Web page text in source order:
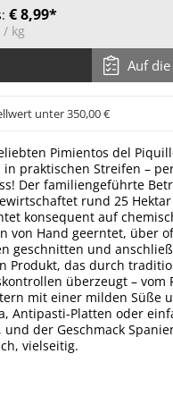
€ 8,99*
/ kg
Auf
unter 350,00 €
Pimientos del
in praktischen Streifen –
Der familiengeführte
rund 25
konsequent auf
von Hand geerntet, über
geschnitten und
Produkt, das durch
überzeugt – vom
mit einer milden Süße
Antipasti-Platten oder
und der Geschmack
vielseitig.